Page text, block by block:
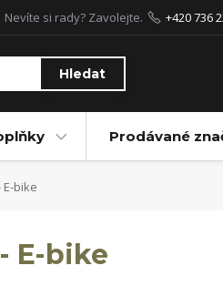
Hledat
Nevíte si rady? Zavolejte. +420 736
Prodávané
bike
E-bike